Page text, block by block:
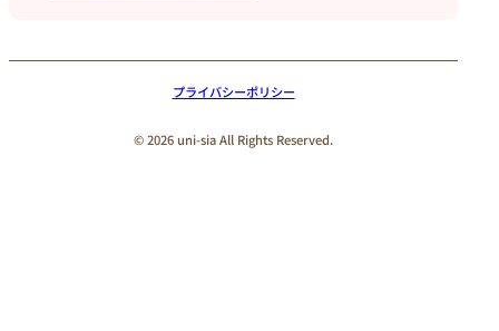
プライバシーポリシー
© 2026 uni-sia All Rights Reserved.